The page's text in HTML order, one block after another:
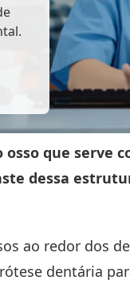
que serve
dessa
ao redor dos
dentária